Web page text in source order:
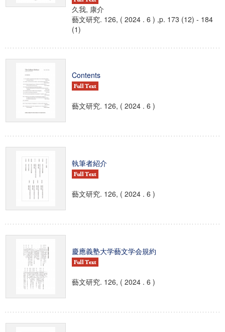
久我, 康介
藝文研究. 126, ( 2024 . 6 ) ,p. 173 (12) - 184
(1)
Contents
藝文研究. 126, ( 2024 . 6 )
執筆者紹介
藝文研究. 126, ( 2024 . 6 )
慶應義塾大学藝文学会規約
藝文研究. 126, ( 2024 . 6 )